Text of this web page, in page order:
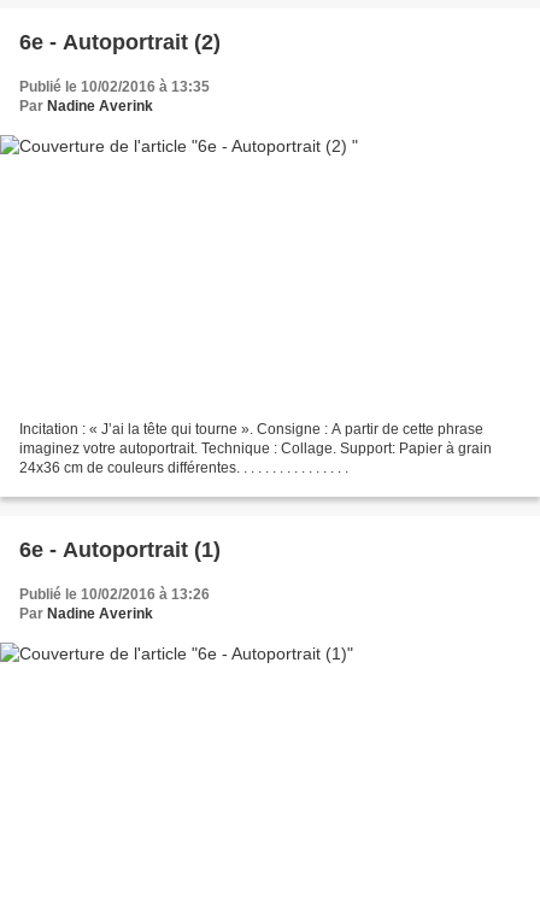
6e - Autoportrait (2)
Publié le 10/02/2016 à 13:35
Par Nadine Averink
Incitation : « J’ai la tête qui tourne ». Consigne : A partir de cette phrase
imaginez votre autoportrait. Technique : Collage. Support: Papier à grain
24x36 cm de couleurs différentes. . . . . . . . . . . . . . . .
6e - Autoportrait (1)
Publié le 10/02/2016 à 13:26
Par Nadine Averink